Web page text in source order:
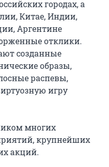
городах, а
Китае, Индии,
Аргентине
отклики.
созданные
образы,
распевы,
игру
многих
крупнейших
акций.